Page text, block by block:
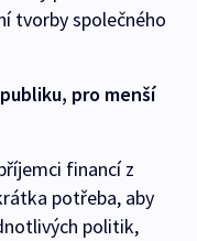
tvorby společného
pro menší
financí z
potřeba, aby
politik,